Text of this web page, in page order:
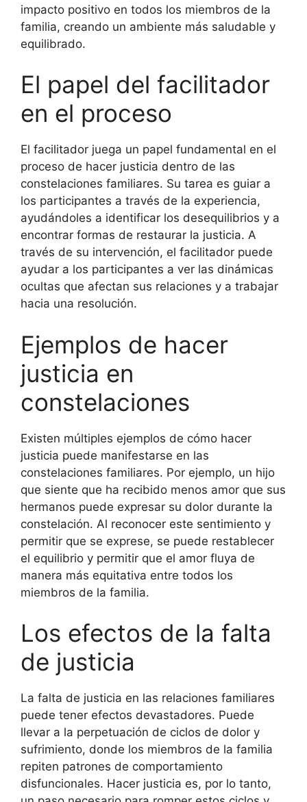
impacto positivo en todos los miembros de la
familia, creando un ambiente más saludable y
equilibrado.
El papel del facilitador
en el proceso
El facilitador juega un papel fundamental en el
proceso de hacer justicia dentro de las
constelaciones familiares. Su tarea es guiar a
los participantes a través de la experiencia,
ayudándoles a identificar los desequilibrios y a
encontrar formas de restaurar la justicia. A
través de su intervención, el facilitador puede
ayudar a los participantes a ver las dinámicas
ocultas que afectan sus relaciones y a trabajar
hacia una resolución.
Ejemplos de hacer
justicia en
constelaciones
Existen múltiples ejemplos de cómo hacer
justicia puede manifestarse en las
constelaciones familiares. Por ejemplo, un hijo
que siente que ha recibido menos amor que sus
hermanos puede expresar su dolor durante la
constelación. Al reconocer este sentimiento y
permitir que se exprese, se puede restablecer
el equilibrio y permitir que el amor fluya de
manera más equitativa entre todos los
miembros de la familia.
Los efectos de la falta
de justicia
La falta de justicia en las relaciones familiares
puede tener efectos devastadores. Puede
llevar a la perpetuación de ciclos de dolor y
sufrimiento, donde los miembros de la familia
repiten patrones de comportamiento
disfuncionales. Hacer justicia es, por lo tanto,